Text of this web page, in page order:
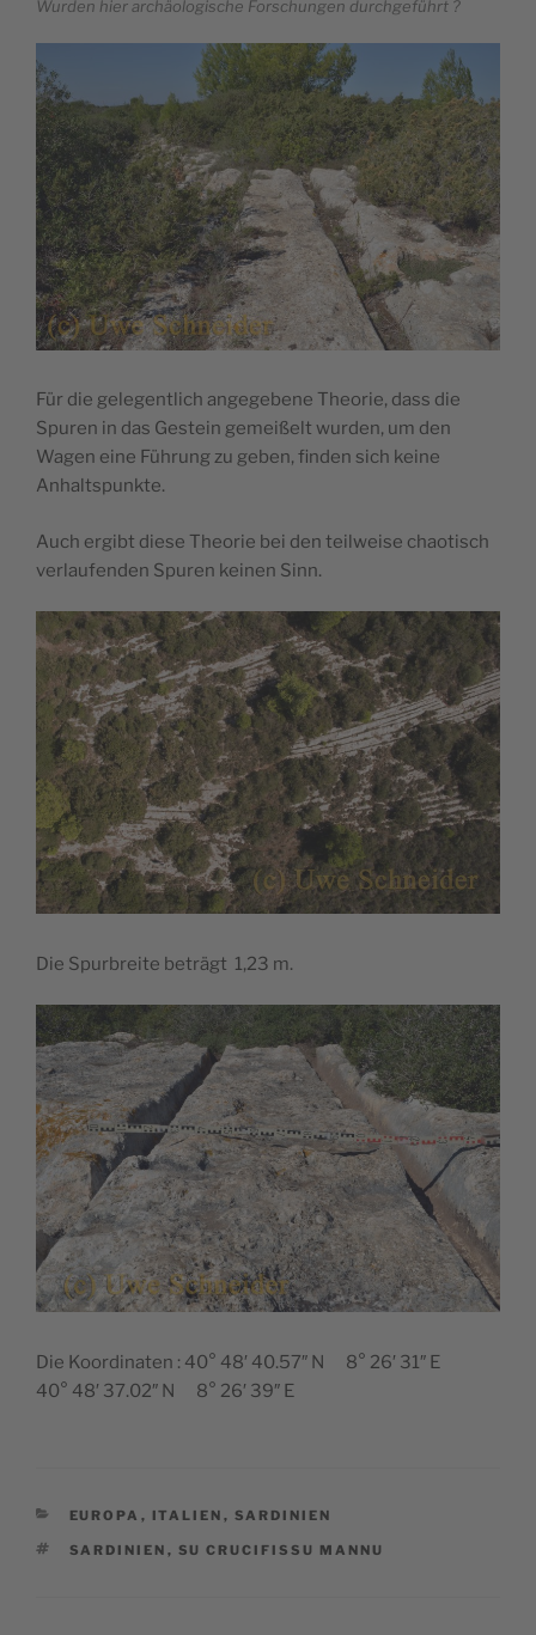
Wurden hier archäologische Forschungen durchgeführt ?
Für die gelegentlich angegebene Theorie, dass die
Spuren in das Gestein gemeißelt wurden, um den
Wagen eine Führung zu geben, finden sich keine
Anhaltspunkte.
Auch ergibt diese Theorie bei den teilweise chaotisch
verlaufenden Spuren keinen Sinn.
Die Spurbreite beträgt 1,23 m.
Die Koordinaten : 40° 48′ 40.57″ N 8° 26′ 31″ E
40° 48′ 37.02″ N 8° 26′ 39″ E
KATEGORIEN
EUROPA , ITALIEN , SARDINIEN
SCHLAGWÖRTER
SARDINIEN , SU CRUCIFISSU MANNU